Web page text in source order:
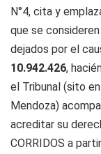
N°4, cita y
que se
dejados por el
10.942.426,
el Tribunal (sito
Mendoza)
acreditar su
CORRIDOS a